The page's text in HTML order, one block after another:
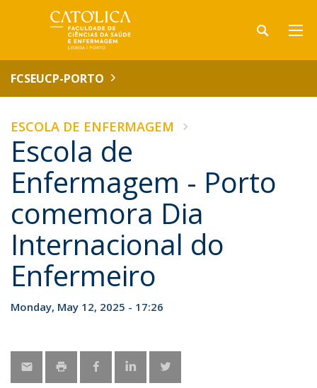
FCSEUCP-PORTO
ESCOLA DE ENFERMAGEM
Escola de
Enfermagem - Porto
comemora Dia
Internacional do
Enfermeiro
Monday, May 12, 2025 - 17:26